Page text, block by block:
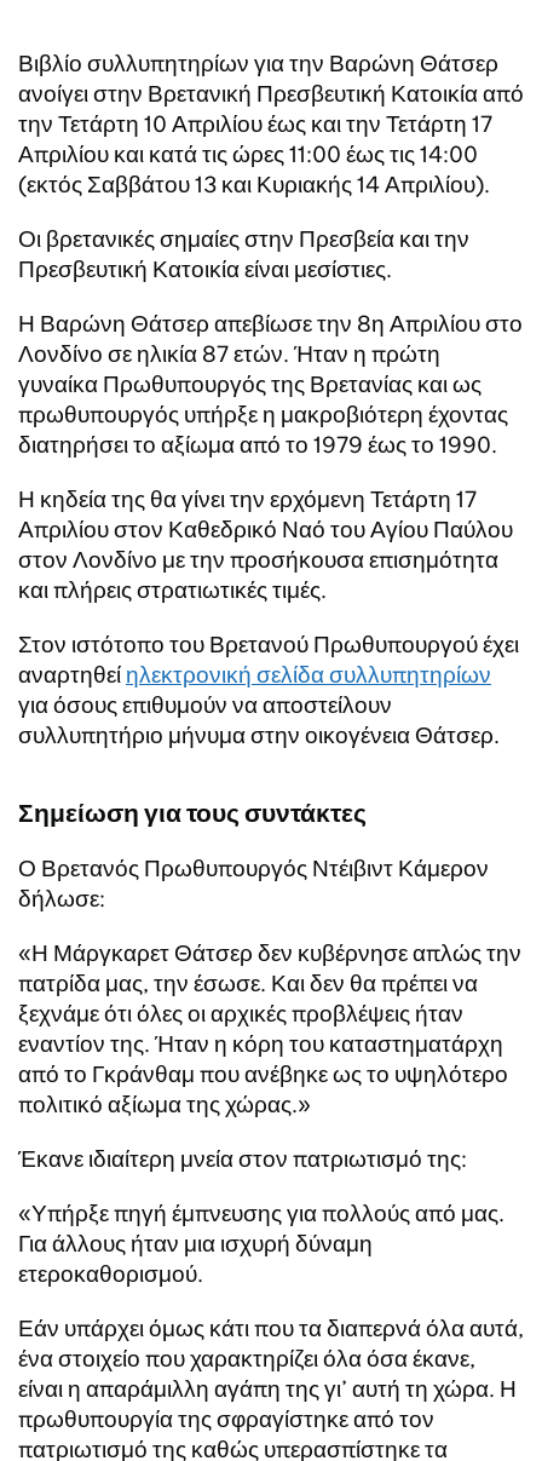
Βιβλίο συλλυπητηρίων για την Βαρώνη Θάτσερ
ανοίγει στην Βρετανική Πρεσβευτική Κατοικία από
την Τετάρτη 10 Απριλίου έως και την Τετάρτη 17
Απριλίου και κατά τις ώρες 11:00 έως τις 14:00
(εκτός Σαββάτου 13 και Κυριακής 14 Απριλίου).
Οι βρετανικές σημαίες στην Πρεσβεία και την
Πρεσβευτική Κατοικία είναι μεσίστιες.
Η Βαρώνη Θάτσερ απεβίωσε την 8η Απριλίου στο
Λονδίνο σε ηλικία 87 ετών. Ήταν η πρώτη
γυναίκα Πρωθυπουργός της Βρετανίας και ως
πρωθυπουργός υπήρξε η μακροβιότερη έχοντας
διατηρήσει το αξίωμα από το 1979 έως το 1990.
Η κηδεία της θα γίνει την ερχόμενη Τετάρτη 17
Απριλίου στον Καθεδρικό Ναό του Αγίου Παύλου
στον Λονδίνο με την προσήκουσα επισημότητα
και πλήρεις στρατιωτικές τιμές.
Στον ιστότοπο του Βρετανού Πρωθυπουργού έχει
αναρτηθεί ηλεκτρονική σελίδα συλλυπητηρίων
για όσους επιθυμούν να αποστείλουν
συλλυπητήριο μήνυμα στην οικογένεια Θάτσερ.
Σημείωση για τους συντάκτες
Ο Βρετανός Πρωθυπουργός Ντέιβιντ Κάμερον
δήλωσε:
«Η Μάργκαρετ Θάτσερ δεν κυβέρνησε απλώς την
πατρίδα μας, την έσωσε. Και δεν θα πρέπει να
ξεχνάμε ότι όλες οι αρχικές προβλέψεις ήταν
εναντίον της. Ήταν η κόρη του καταστηματάρχη
από το Γκράνθαμ που ανέβηκε ως το υψηλότερο
πολιτικό αξίωμα της χώρας.»
Έκανε ιδιαίτερη μνεία στον πατριωτισμό της:
«Υπήρξε πηγή έμπνευσης για πολλούς από μας.
Για άλλους ήταν μια ισχυρή δύναμη
ετεροκαθορισμού.
Εάν υπάρχει όμως κάτι που τα διαπερνά όλα αυτά,
ένα στοιχείο που χαρακτηρίζει όλα όσα έκανε,
είναι η απαράμιλλη αγάπη της γι’ αυτή τη χώρα. Η
πρωθυπουργία της σφραγίστηκε από τον
πατριωτισμό της καθώς υπερασπίστηκε τα